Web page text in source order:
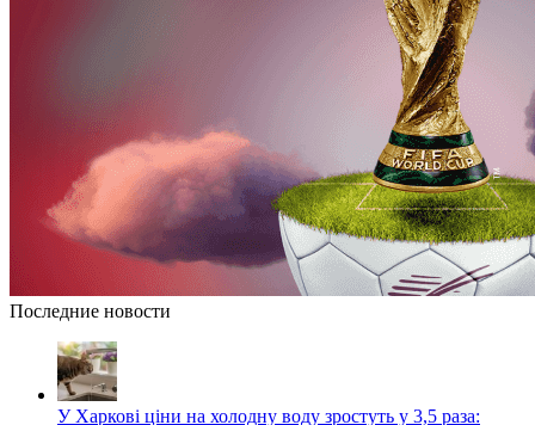
Последние новости
У Харкові ціни на холодну воду зростуть у 3,5 раза: